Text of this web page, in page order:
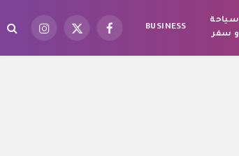
سياحة
و سفر
BUSINESS فيسبوكX
الانستغرام